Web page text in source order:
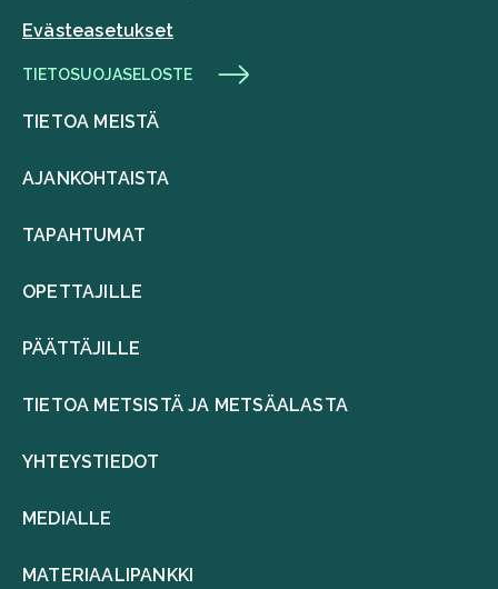
Evästeasetukset
TIETOSUOJASELOSTE
TIETOA MEISTÄ
AJANKOHTAISTA
TAPAHTUMAT
OPETTAJILLE
PÄÄTTÄJILLE
TIETOA METSISTÄ JA METSÄALASTA
YHTEYSTIEDOT
MEDIALLE
MATERIAALIPANKKI